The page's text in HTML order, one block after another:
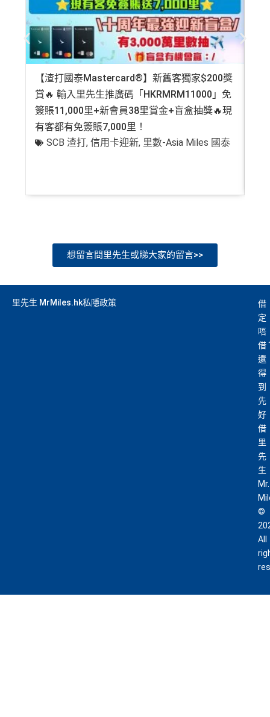
【渣打國泰Mastercard®】新舊客獨家$200獎
賞🔥 輸入里先生推廣碼「HKRMRM11000」免
簽賬11,000里+新會員38里賞金+盲盒抽獎🔥現
有客都有免簽賬7,000里！
SCB 渣打,信用卡迎新, 里數-Asia Miles 國泰
想留言問里先生或睇大家的留言>>
里先生 MrMiles.hk私隱政策
借
定
唔
借
還
得
到
先
好
借
里
先
生
Mr.
©
All